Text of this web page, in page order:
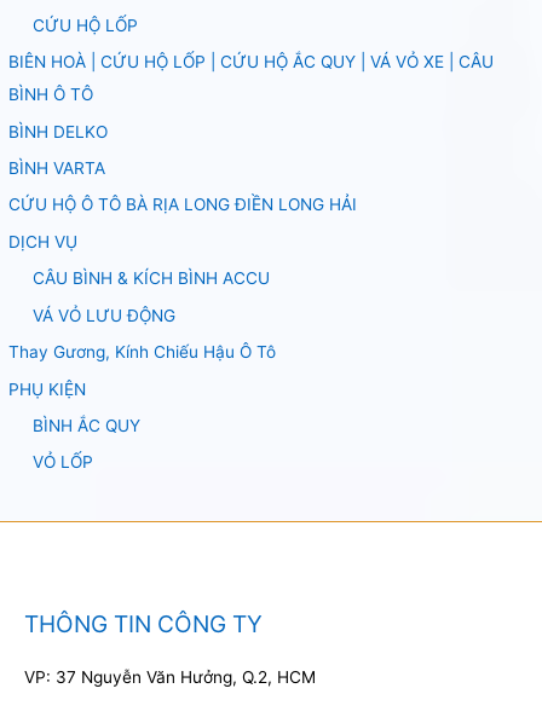
CỨU HỘ LỐP
BIÊN HOÀ | CỨU HỘ LỐP | CỨU HỘ ẮC QUY | VÁ VỎ XE | CÂU
BÌNH Ô TÔ
BÌNH DELKO
BÌNH VARTA
CỨU HỘ Ô TÔ BÀ RỊA LONG ĐIỀN LONG HẢI
DỊCH VỤ
CÂU BÌNH & KÍCH BÌNH ACCU
VÁ VỎ LƯU ĐỘNG
Thay Gương, Kính Chiếu Hậu Ô Tô
PHỤ KIỆN
BÌNH ẮC QUY
VỎ LỐP
THÔNG TIN CÔNG TY
VP: 37 Nguyễn Văn Hưởng, Q.2, HCM